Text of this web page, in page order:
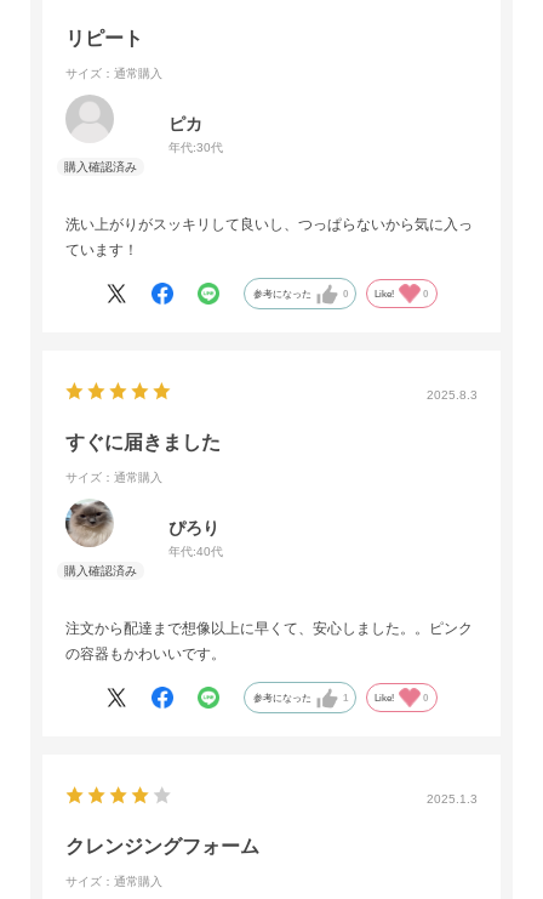
リピート
サイズ：通常購入
ピカ
年代:30代
洗い上がりがスッキリして良いし、つっぱらないから気に入っ
ています！
参考になった 0 Like! 0
2025.8.3
すぐに届きました
サイズ：通常購入
ぴろり
年代:40代
注文から配達まで想像以上に早くて、安心しました。。ピンク
の容器もかわいいです。
参考になった 1 Like! 0
2025.1.3
クレンジングフォーム
サイズ：通常購入